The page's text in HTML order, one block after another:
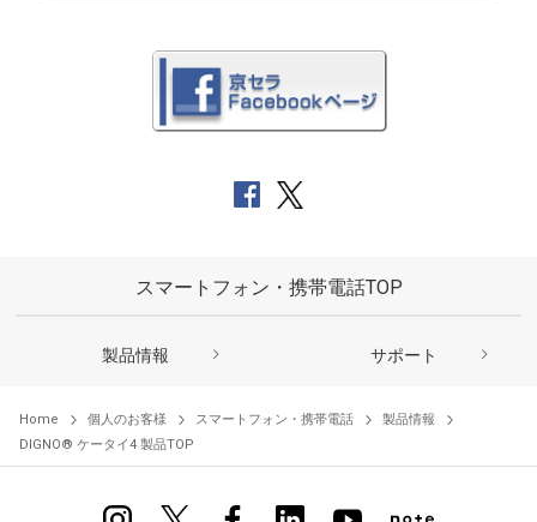
スマートフォン・携帯電話TOP
製品情報 サポート
Home 個人のお客様 スマートフォン・携帯電話
製品情報
DIGNO® ケータイ4 製品TOP